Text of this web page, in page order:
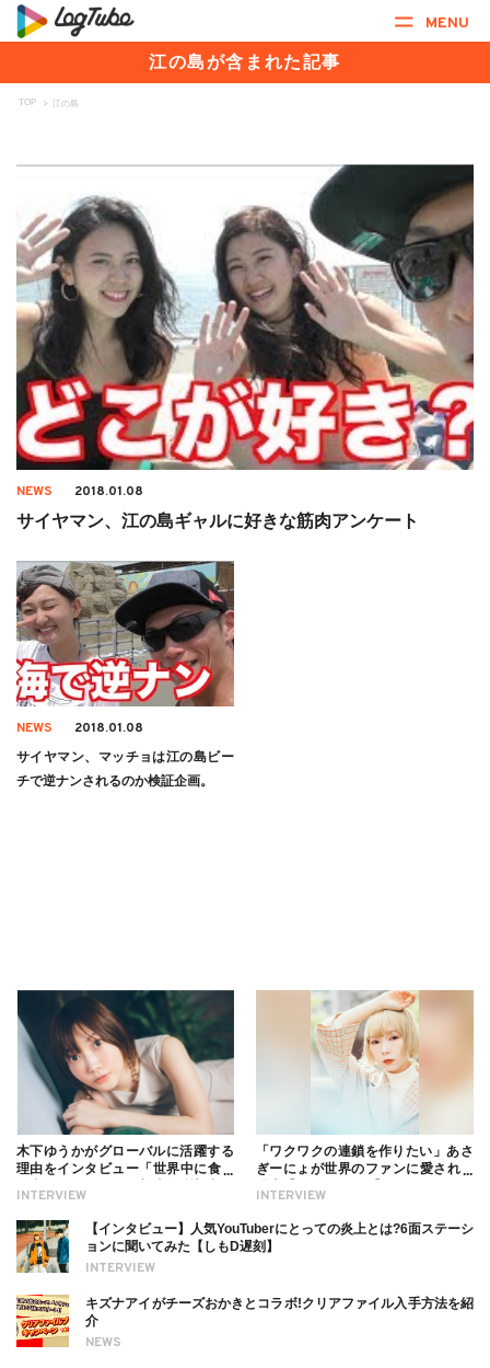
MENU
江の島が含まれた記事
TOP > 江の島
NEWS 2018.01.08
サイヤマン、江の島ギャルに好きな筋肉アンケート
NEWS 2018.01.08
サイヤマン、マッチョは江の島ビー
チで逆ナンされるのか検証企画。
INTERVIEW
木下ゆうかがグローバルに活躍する
理由をインタビュー「世界中に食べ
ついても
INTERVIEW
「ワクワクの連鎖を作りたい」あさ
ぎーにょが世界のファンに愛される
INTERVIEW
【インタビュー】人気YouTuberにとっての炎上とは?6面ステーシ
ョンに聞いてみた【しもD遅刻】
NEWS
キズナアイがチーズおかきとコラボ!クリアファイル入手方法を紹
介